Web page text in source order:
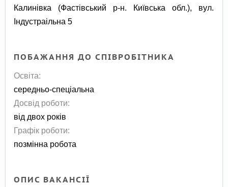
Калинівка (Фастівський р-н. Київська обл.), вул.
Індустраільна 5
ПОБАЖАННЯ ДО СПІВРОБІТНИКА
Освіта:
середньо-спеціальна
Досвід роботи:
від двох років
Графік роботи:
позмінна робота
ОПИС ВАКАНСІЇ